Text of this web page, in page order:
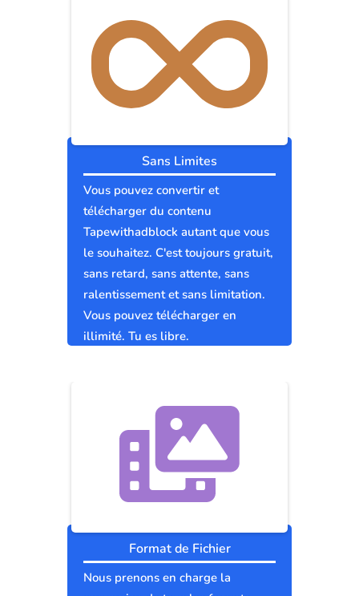
Sans Limites
Vous pouvez convertir et
télécharger du contenu
Tapewithadblock autant que vous
le souhaitez. C'est toujours gratuit,
sans retard, sans attente, sans
ralentissement et sans limitation.
Vous pouvez télécharger en
illimité. Tu es libre.
Format de Fichier
Nous prenons en charge la